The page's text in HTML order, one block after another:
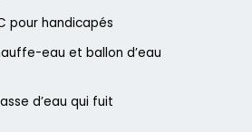
pour handicapés
eau et ballon d’eau
d’eau qui fuit